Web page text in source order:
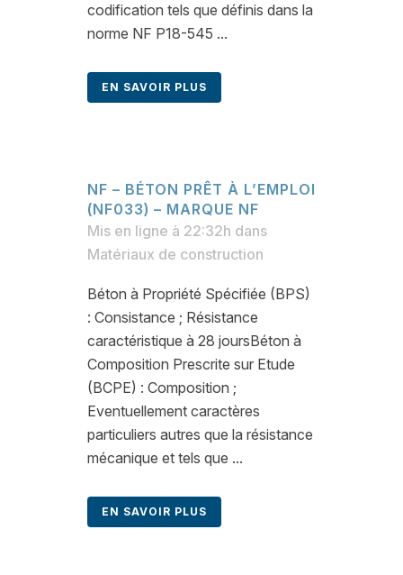
codification tels que définis dans la
norme NF P18-545 ...
EN SAVOIR PLUS
NF – BÉTON PRÊT À L’EMPLOI
(NF033) – MARQUE NF
Mis en ligne à 22:32h dans
Matériaux de construction
Béton à Propriété Spécifiée (BPS)
: Consistance ; Résistance
caractéristique à 28 joursBéton à
Composition Prescrite sur Etude
(BCPE) : Composition ;
Eventuellement caractères
particuliers autres que la résistance
mécanique et tels que ...
EN SAVOIR PLUS